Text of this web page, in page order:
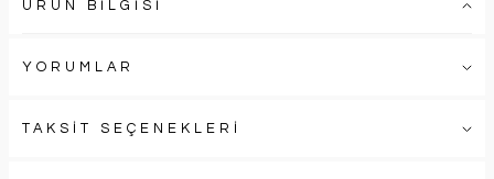
ÜRÜN BİLGİSİ
YORUMLAR
TAKSİT SEÇENEKLERİ